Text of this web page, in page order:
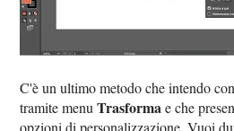
C'è un ultimo metodo che intendo
tramite menuTrasformae che